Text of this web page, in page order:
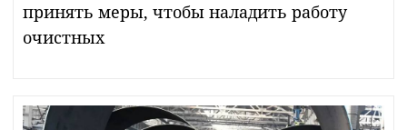
принять меры, чтобы наладить работу
очистных